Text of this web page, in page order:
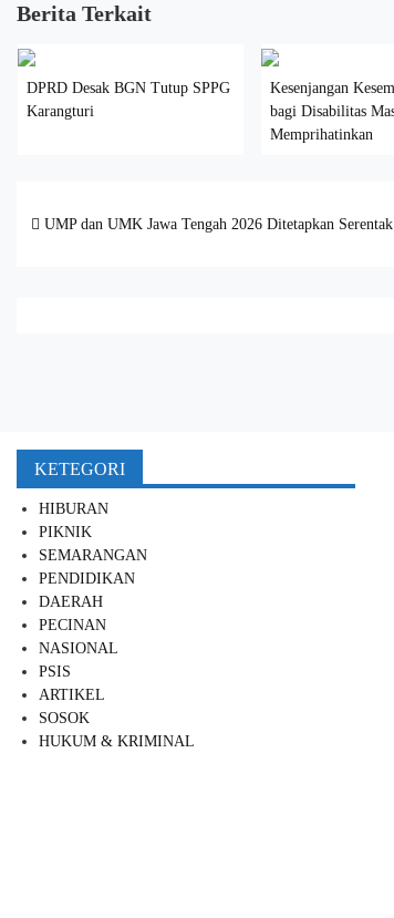
Berita Terkait
DPRD Desak BGN Tutup SPPG
Karangturi
Kesenjangan
bagi Disabilitas
Memprihatinkan
Post navigation
UMP dan UMK Jawa Tengah 2026 Ditetapkan
KETEGORI
HIBURAN
PIKNIK
SEMARANGAN
PENDIDIKAN
DAERAH
PECINAN
NASIONAL
PSIS
ARTIKEL
SOSOK
HUKUM & KRIMINAL